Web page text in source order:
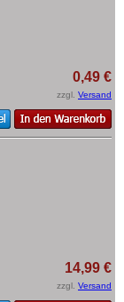
0,49 €
zzgl. Versand
14,99 €
zzgl. Versand